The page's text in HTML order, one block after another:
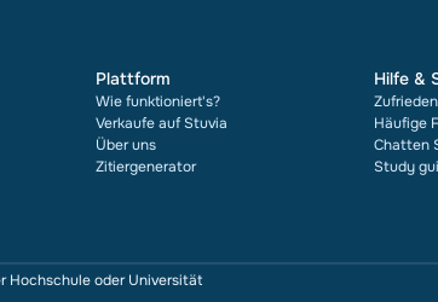
Plattform
Wie funktioniert's?
Verkaufe auf Stuvia
Über uns
Zitiergenerator
Hilfe &
Häufige
Chatten
Study
Hochschule oder Universität